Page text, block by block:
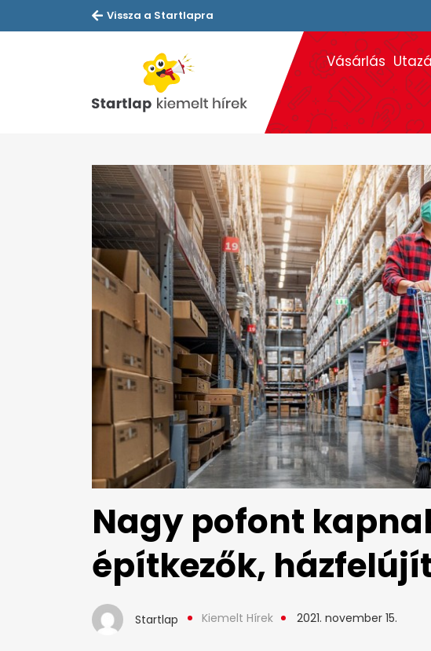
Vissza a Startlapra
Vásárlás
Nagy pofont
építkezők,
Startlap Kiemelt Hírek 2021. november 15.